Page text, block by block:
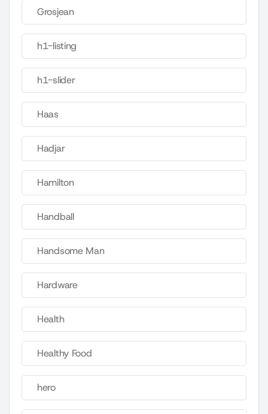
Grosjean
h1-listing
h1-slider
Haas
Hadjar
Hamilton
Handball
Handsome Man
Hardware
Health
Healthy Food
hero